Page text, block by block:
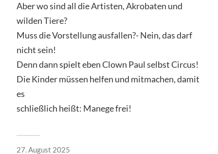
Aber wo sind all die Artisten, Akrobaten und
wilden Tiere?
Muss die Vorstellung ausfallen?- Nein, das darf
nicht sein!
Denn dann spielt eben Clown Paul selbst Circus!
Die Kinder müssen helfen und mitmachen, damit
es
schließlich heißt: Manege frei!
27. August 2025